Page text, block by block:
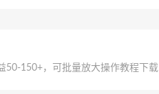
50-150+，可批量放大操作教程下载